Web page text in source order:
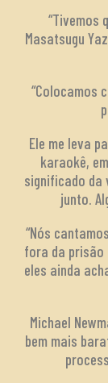
“Tivemos
Masatsugu
“Colocamos
Ele me leva
karaokê,
significado da
junto.
“Nós
fora da prisão
eles ainda
Michael
bem mais